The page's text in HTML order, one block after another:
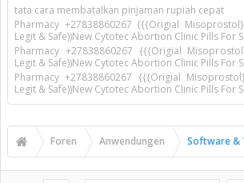
tata cara membatalkan pinjaman rupiah cepat
Pharmacy +27838860267 {{{Origial
Legit & Safe))New Cytotec Abortion Clinic Pills For
Pharmacy +27838860267 {{{Origial
Legit & Safe))New Cytotec Abortion Clinic Pills For
Pharmacy +27838860267 {{{Origial
Legit & Safe))New Cytotec Abortion Clinic Pills For
Foren Anwendungen Software &